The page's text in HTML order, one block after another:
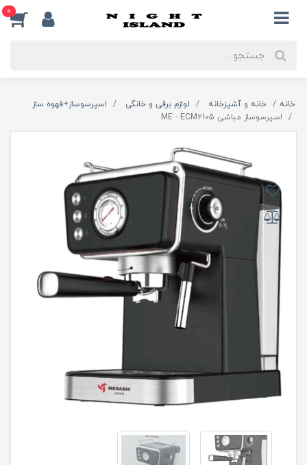
0
خانه خانه و آشپزخانه لوازم برقی و خانگی
اسپرسوساز+قهوه ساز
اسپرسوساز مباشی ME - ECM2105